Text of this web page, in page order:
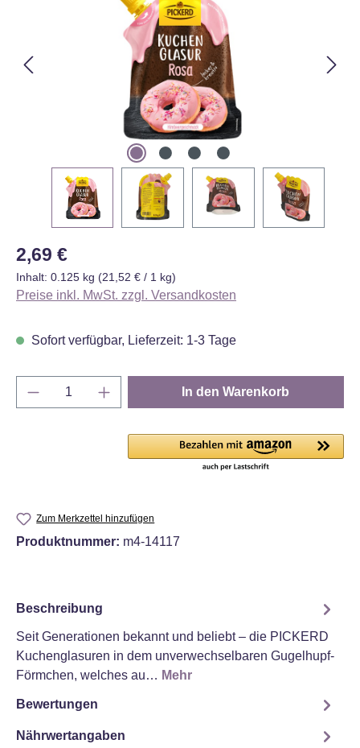
Regulärer Preis:
2,69 €
Inhalt: 0.125 kg (21,52 € / 1 kg)
Preise inkl. MwSt. zzgl. Versandkosten
Sofort verfügbar, Lieferzeit: 1-3 Tage
Produkt Anzahl: Gib den gewünschten
In den Warenkorb
Zum Merkzettel hinzufügen
Produktnummer: m4-14117
Beschreibung
Seit Generationen bekannt und beliebt – die PICKERD
Kuchenglasuren in dem unverwechselbaren Gugelhupf-
Förmchen, welches au… Mehr
Bewertungen
Nährwertangaben